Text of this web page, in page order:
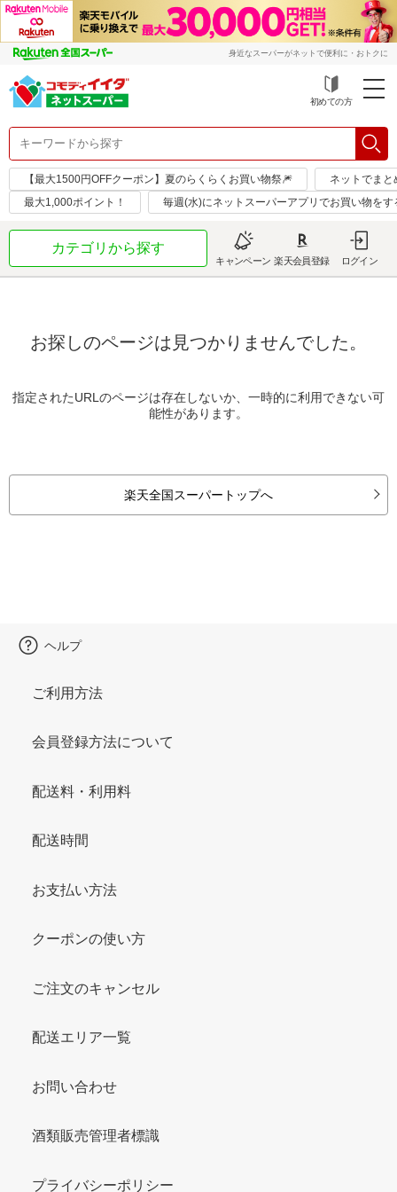
身近なスーパーがネットで便利に・おトクに
初めての方
【最大1500円OFFクーポン】夏のらくらくお買い物祭🎆
ネットでまと
最大1,000ポイント！
毎週(水)にネットスーパーアプリでお買い物を
カテゴリから探す
キャンペーン 楽天会員登録 ログイン
お探しのページは見つかりませんでした。
指定されたURLのページは存在しないか、一時的に利用できない可
能性があります。
楽天全国スーパートップへ
ヘルプ
ご利用方法
会員登録方法について
配送料・利用料
配送時間
お支払い方法
クーポンの使い方
ご注文のキャンセル
配送エリア一覧
お問い合わせ
酒類販売管理者標識
プライバシーポリシー